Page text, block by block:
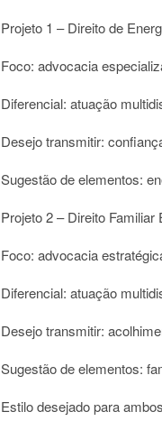
Projeto 1 – Direito de
Foco: advocacia
Diferencial: atuação
Desejo transmitir:
Sugestão de elementos:
Projeto 2 – Direito Familiar
Foco: advocacia
Diferencial: atuação
Desejo transmitir:
Sugestão de elementos:
Estilo desejado para